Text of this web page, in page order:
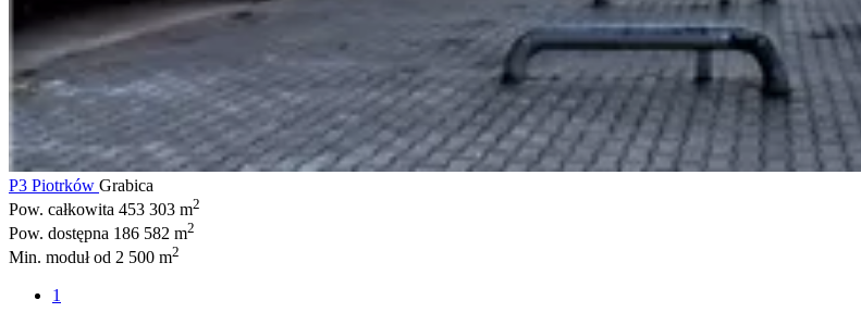
P3 Piotrków Grabica
Pow. całkowita 453 303 m2
Pow. dostępna 186 582 m2
Min. modułod 2 500 m2
1